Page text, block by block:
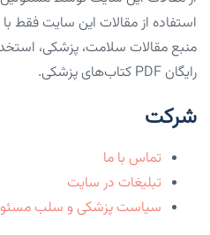
استفاده از مقالات این سایت فقط
منبع مقالات سلامت، پزشکی،
رایگان PDF کتاب‌های پزشکی.
شرکت
تماس با ما
تبلیغات در سایت
سیاست پزشکی و سلب